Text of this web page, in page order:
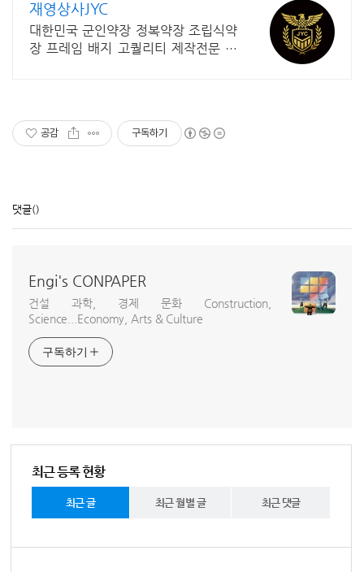
재영상사JYC
대한민국 군인약장 정복약장 조립식약
장 프레임 배지 고퀄리티 제작전문 소
공감 구독하기
댓글()
Engi's CONPAPER
건설 과학, 경제 문화 Construction,
Science...Economy, Arts & Culture
구독하기
최근 등록 현황
최근 글 최근 월별 글 최근 댓글